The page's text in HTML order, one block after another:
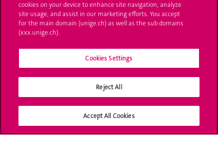
UNIGE Mobile
Médias
Offres d'emploi
Bibliothèque
Médias sociaux UNIGE
cookies on your device to enhance site navigation, analyze
site usage, and assist in our marketing efforts. You accept
for the main domain (unige.ch) as well as the sub domains
(xxx.unige.ch).
Cookies Settings
Reject All
Accept All Cookies